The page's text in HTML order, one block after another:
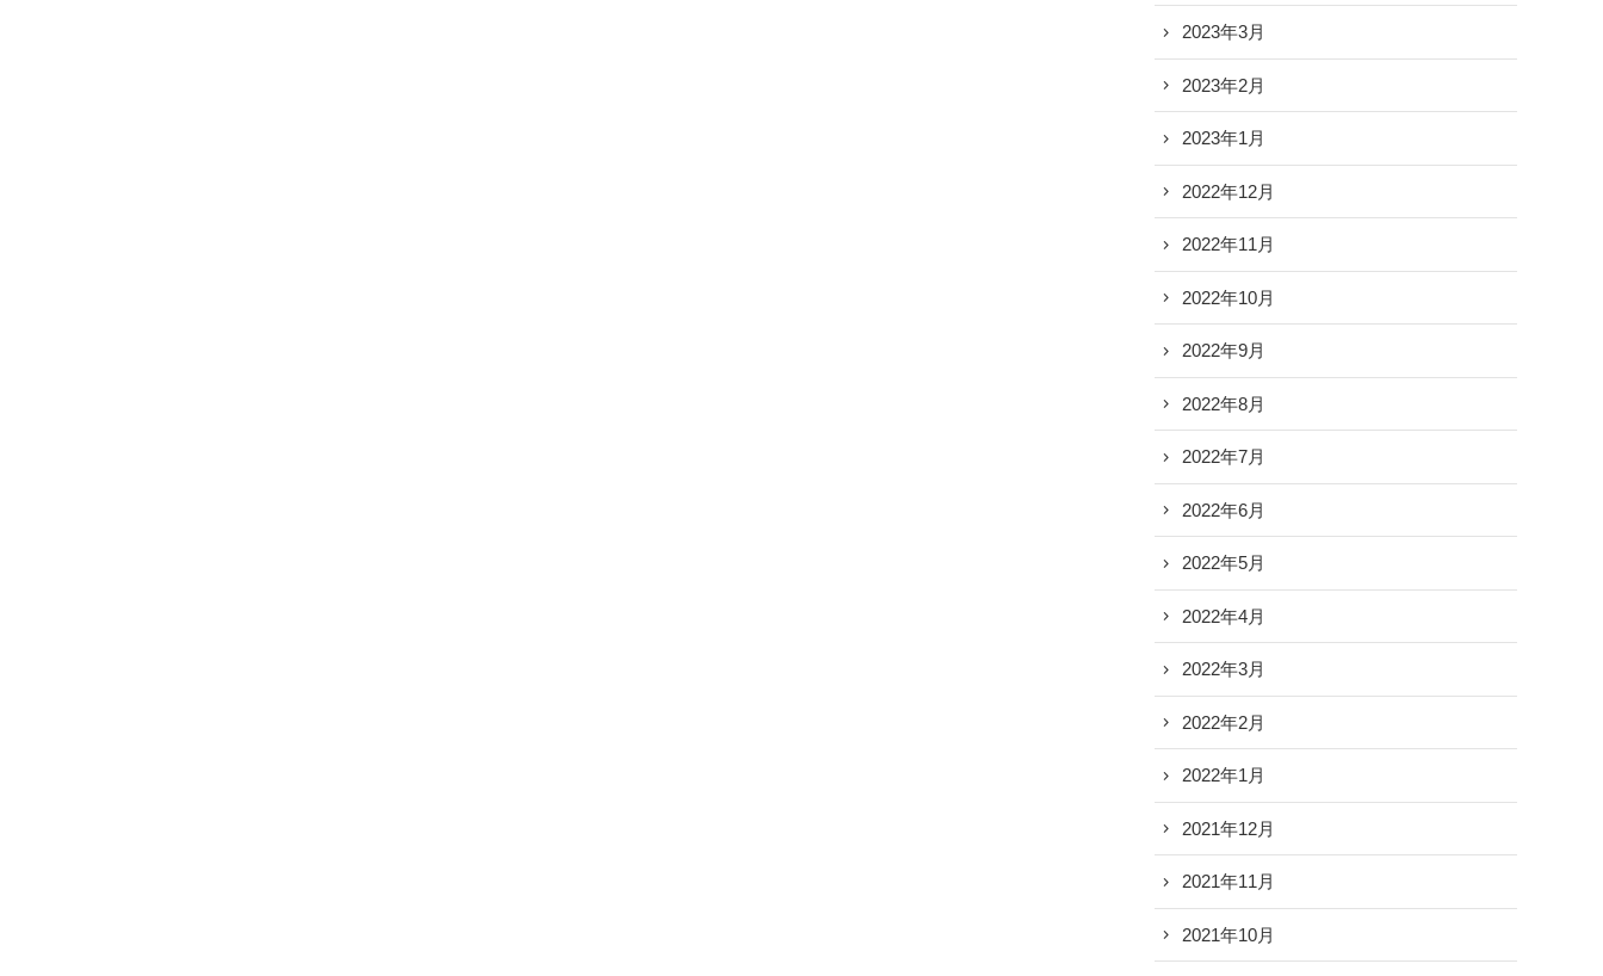
2023年3月
2023年2月
2023年1月
2022年12月
2022年11月
2022年10月
2022年9月
2022年8月
2022年7月
2022年6月
2022年5月
2022年4月
2022年3月
2022年2月
2022年1月
2021年12月
2021年11月
2021年10月